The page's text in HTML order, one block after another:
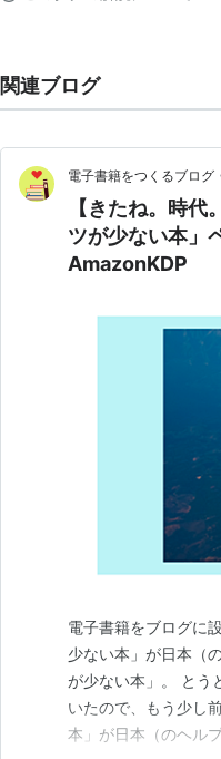
関連ブログ
電子書籍をつくるブログ
【きたね。時
ツが少ない本
AmazonKDP
電子書籍をブログに
少ない本」が日本（
が少ない本」。 とう
いたので、もう少し
本」が日本（のヘル